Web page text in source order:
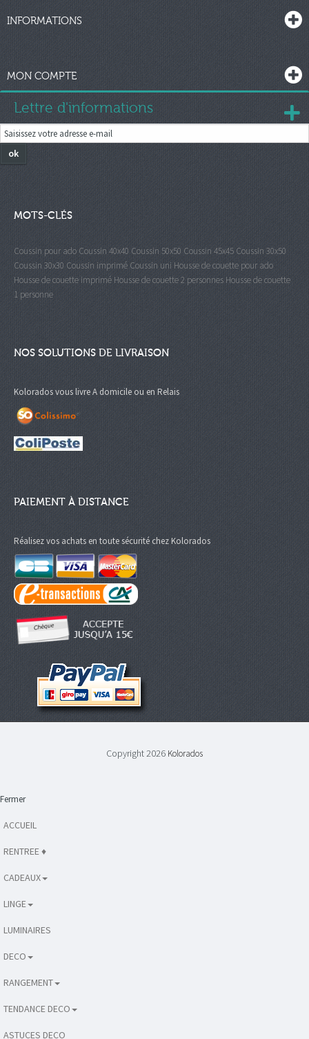
INFORMATIONS
MON COMPTE
Lettre d'informations
ok
MOTS-CLÉS
Coussin pour ado Coussin 40x40 Coussin 50x50 Coussin 45x45Coussin 30x50
Coussin 30x30 Coussin imprimé Coussin uni Housse de couette pour ado
Housse de couette imprimé Housse de couette 2 personnes Housse de couette
1 personne
NOS SOLUTIONS DE LIVRAISON
Kolorados vous livre A domicile ou en Relais
PAIEMENT À DISTANCE
Réalisez vos achats en toute sécurité chez Kolorados
Copyright 2026 Kolorados
Fermer
ACCUEIL
RENTREE ♦
CADEAUX
LINGE
LUMINAIRES
DECO
RANGEMENT
TENDANCE DECO
ASTUCES DECO